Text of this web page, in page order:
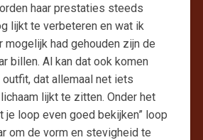
haar prestaties steeds
lijkt te verbeteren en wat ik
mogelijk had gehouden zijn de
billen. Al kan dat ook komen
dat allemaal net iets
lijkt te zitten. Onder het
je loop even goed bekijken” loop
om de vorm en stevigheid te